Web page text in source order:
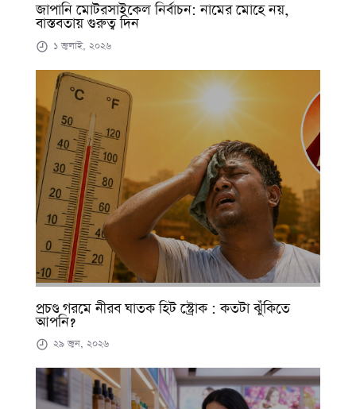
জাপানি মোটরসাইকেল নির্বাচন: নামের মোহে নয়,
বাস্তবতায় গুরুত্ব দিন
১ জুলাই, ২০২৬
প্রচণ্ড গরমে নীরব ঘাতক হিট স্ট্রোক : কতটা ঝুঁকিতে
আপনি?
২৯ জুন, ২০২৬